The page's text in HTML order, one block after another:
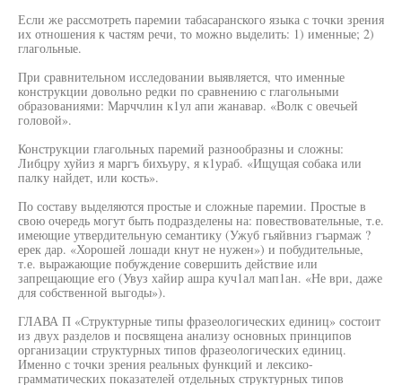
Если же рассмотреть паремии табасаранского языка с точки зрения
их отношения к частям речи, то можно выделить: 1) именные; 2)
глагольные.
При сравнительном исследовании выявляется, что именные
конструкции довольно редки по сравнению с глагольными
образованиями: Марччлин к1ул апи жанавар. «Волк с овечьей
головой».
Конструкции глагольных паремий разнообразны и сложны:
Либцру хуйиз я маргъ бихъуру, я к1ураб. «Ищущая собака или
палку найдет, или кость».
По составу выделяются простые и сложные паремии. Простые в
свою очередь могут быть подразделены на: повествовательные, т.е.
имеющие утвердительную семантику (Ужуб гьяйвниз гъармаж ?
ерек дар. «Хорошей лошади кнут не нужен») и побудительные,
т.е. выражающие побуждение совершить действие или
запрещающие его (Увуз хайир ашра куч1ал мап1ан. «Не ври, даже
для собственной выгоды»).
ГЛАВА П «Структурные типы фразеологических единиц» состоит
из двух разделов и посвящена анализу основных принципов
организации структурных типов фразеологических единиц.
Именно с точки зрения реальных функций и лексико-
грамматических показателей отдельных структурных типов